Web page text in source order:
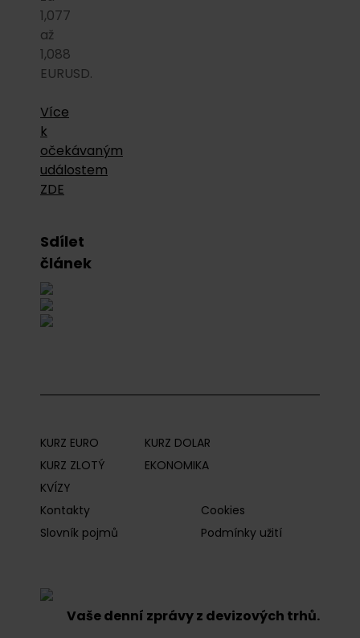
1,077
až
1,088
EURUSD.
Více
k
očekávaným
událostem
ZDE
Sdílet
článek
KURZ EURO
KURZ DOLAR
KURZ ZLOTÝ
EKONOMIKA
KVÍZY
Kontakty
Cookies
Slovník pojmů
Podmínky užití
Vaše denní zprávy z devizových trhů.